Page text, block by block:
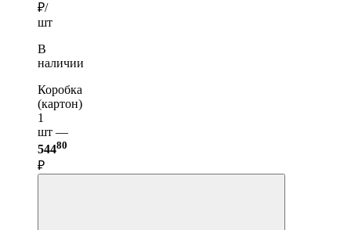
₽/
шт
В
наличии
Коробка
(картон)
1
шт —
54480
₽